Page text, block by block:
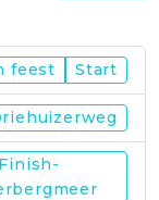
feest Start
Finish-